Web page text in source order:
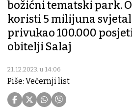
božićni tematski park.
koristi 5 milijuna
privukao 100.000
obitelji Salaj
21.12.2023. u 14:06
Piše: Večernji list